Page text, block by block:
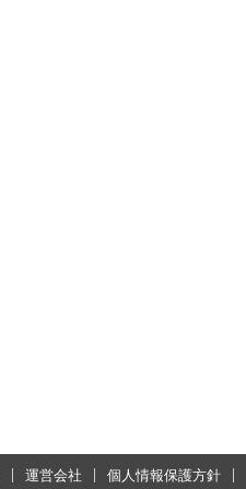
運営会社 個人情報保護方針